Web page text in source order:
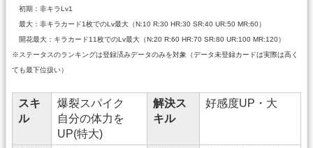
初期：非キラLv1
最大：非キラカード1枚でのLv最大（N:10 R:30 HR:30 SR:40 UR:50 MR:60）
開花最大：キラカード11枚でのLv最大（N:20 R:60 HR:70 SR:80 UR:100 MR:120）
※ステータスのランキングは登録済みデータのみを対象（データ未登録カードは実際は高く
ても最下位扱い）
スキ
ル
爆裂スパイク
自分の体力を
UP(特大)
解決ス
キル
好感度UP・大